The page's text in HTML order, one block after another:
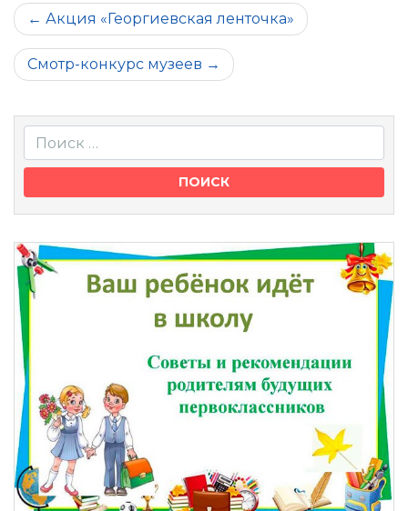
Навигация
по
записям
Акция «Георгиевская ленточка»
Смотр-конкурс музеев